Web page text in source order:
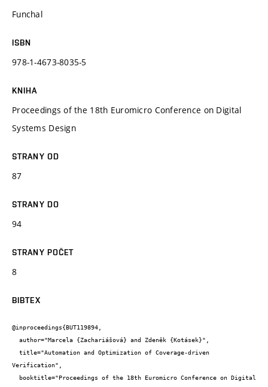
Funchal
ISBN
978-1-4673-8035-5
KNIHA
Proceedings of the 18th Euromicro Conference on Digital
Systems Design
STRANY OD
87
STRANY DO
94
STRANY POČET
8
BIBTEX
@inproceedings{BUT119894,
Verification",